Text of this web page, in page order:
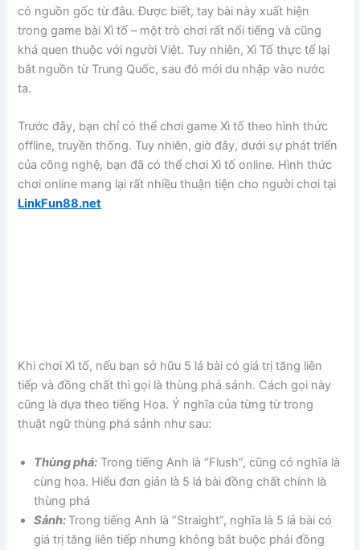
có nguồn gốc từ đâu. Được biết, tay bài này xuất hiện
trong game bài Xì tố – một trò chơi rất nổi tiếng và cũng
khá quen thuộc với người Việt. Tuy nhiên, Xì Tố thực tế lại
bắt nguồn từ Trung Quốc, sau đó mới du nhập vào nước
ta.
Trước đây, bạn chỉ có thể chơi game Xì tố theo hình thức
offline, truyền thống. Tuy nhiên, giờ đây, dưới sự phát triển
của công nghệ, bạn đã có thể chơi Xì tố online. Hình thức
chơi online mang lại rất nhiều thuận tiện cho người chơi tại
LinkFun88.net
Khi chơi Xì tố, nếu bạn sở hữu 5 lá bài có giá trị tăng liên
tiếp và đồng chất thì gọi là thùng phá sảnh. Cách gọi này
cũng là dựa theo tiếng Hoa. Ý nghĩa của từng từ trong
thuật ngữ thùng phá sảnh như sau:
Thùng phá: Trong tiếng Anh là “Flush”, cũng có nghĩa là
cùng hoa. Hiểu đơn giản là 5 lá bài đồng chất chính là
thùng phá
Sảnh: Trong tiếng Anh là “Straight”, nghĩa là 5 lá bài có
giá trị tăng liên tiếp nhưng không bắt buộc phải đồng